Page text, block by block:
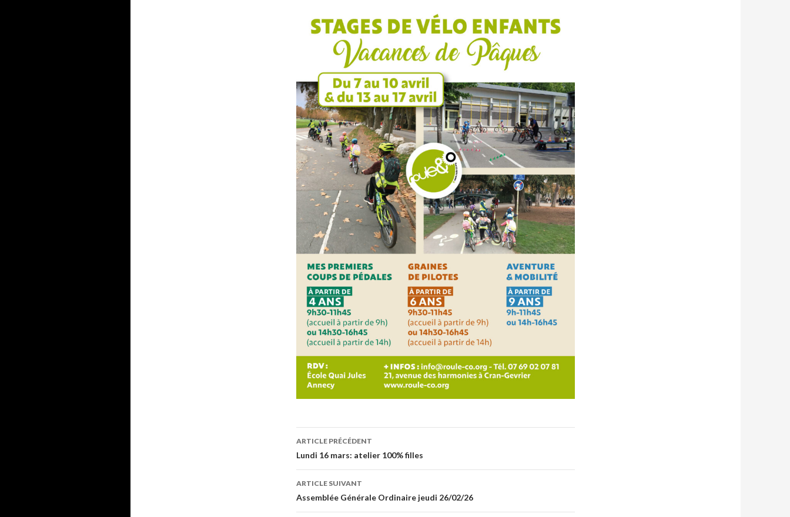
Navigation
de
l’article
ARTICLE PRÉCÉDENT
Lundi 16 mars: atelier 100% filles
ARTICLE SUIVANT
Assemblée Générale Ordinaire jeudi 26/02/26